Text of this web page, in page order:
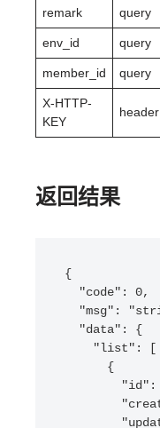
remark query
env_id query
member_id query
X-HTTP-
KEY
header
返回结果
{